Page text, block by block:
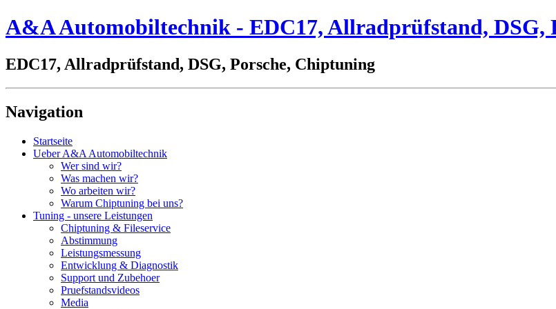
A&A Automobiltechnik - EDC17, Allradprüfstand, DSG,
EDC17, Allradprüfstand, DSG, Porsche, Chiptuning
Navigation
Startseite
Ueber A&A Automobiltechnik
Wer sind wir?
Was machen wir?
Wo arbeiten wir?
Warum Chiptuning bei uns?
Tuning - unsere Leistungen
Chiptuning & Fileservice
Abstimmung
Leistungsmessung
Entwicklung & Diagnostik
Support und Zubehoer
Pruefstandsvideos
Media